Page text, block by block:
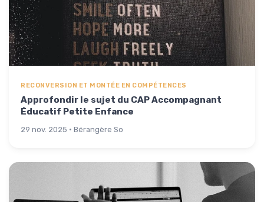
RECONVERSION ET MONTÉE EN COMPÉTENCES
Approfondir le sujet du CAP Accompagnant
Éducatif Petite Enfance
29 nov. 2025 · Bérangère So